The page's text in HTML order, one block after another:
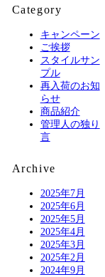
Category
キャンペーン
ご挨拶
スタイルサン
プル
再入荷のお知
らせ
商品紹介
管理人の独り
言
Archive
2025年7月
2025年6月
2025年5月
2025年4月
2025年3月
2025年2月
2024年9月